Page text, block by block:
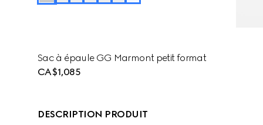
Sac à épaule GG Marmont petit format
CA$1,085
DESCRIPTION PRODUIT